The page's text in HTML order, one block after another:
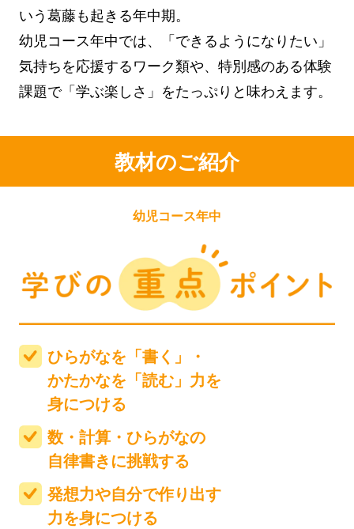
いう葛藤も起きる年中期。
幼児コース年中では、「できるようになりたい」
気持ちを応援するワーク類や、特別感のある体験
課題で「学ぶ楽しさ」をたっぷりと味わえます。
教材のご紹介
幼児コース年中
ひらがなを「書く」・
かたかなを 「読む」力を
身につける
数・計算・ひらがなの
自律書きに挑戦する
発想力や自分で作り出す
力を身につける